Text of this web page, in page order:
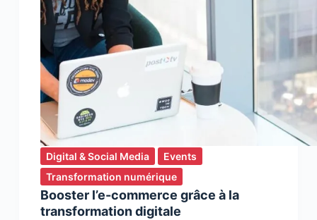
Digital & Social Media
Events
Transformation numérique
Booster l’e-commerce grâce à la
transformation digitale